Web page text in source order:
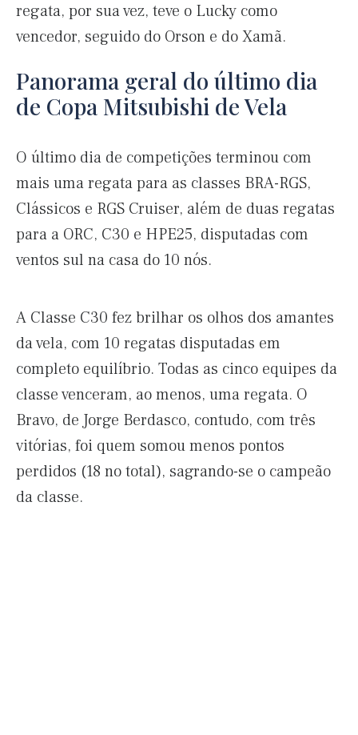
regata, por sua vez, teve o Lucky como
vencedor, seguido do Orson e do Xamã.
Panorama geral do último dia
de Copa Mitsubishi de Vela
O último dia de competições terminou com
mais uma regata para as classes BRA-RGS,
Clássicos e RGS Cruiser, além de duas regatas
para a ORC, C30 e HPE25, disputadas com
ventos sul na casa do 10 nós.
A Classe C30 fez brilhar os olhos dos amantes
da vela, com 10 regatas disputadas em
completo equilíbrio. Todas as cinco equipes da
classe venceram, ao menos, uma regata. O
Bravo, de Jorge Berdasco, contudo, com três
vitórias, foi quem somou menos pontos
perdidos (18 no total), sagrando-se o campeão
da classe.